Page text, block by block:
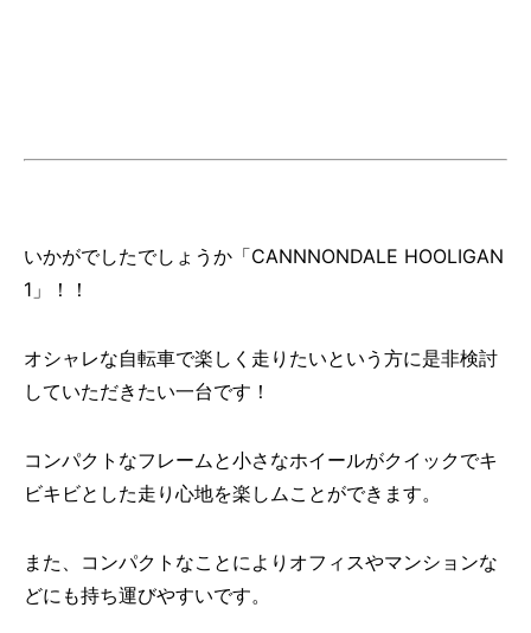
いかがでしたでしょうか「CANNNONDALE HOOLIGAN
1」！！
オシャレな自転車で楽しく走りたいという方に是非検討
していただきたい一台です！
コンパクトなフレームと小さなホイールがクイックでキ
ビキビとした走り心地を楽しムことができます。
また、コンパクトなことによりオフィスやマンションな
どにも持ち運びやすいです。